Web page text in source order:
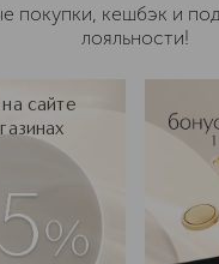
покупки, кешбэк и
лояльности!
сайте